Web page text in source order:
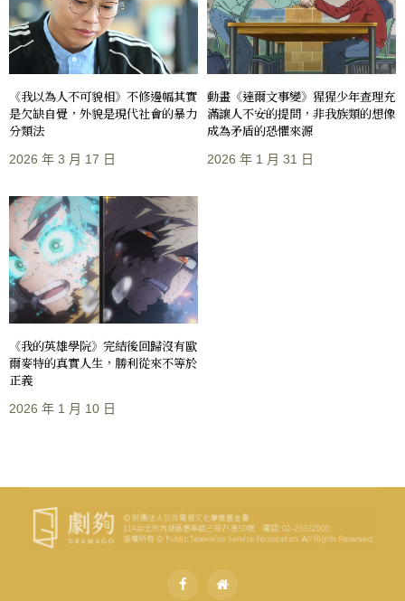
《我以為人不可貌相》不修邊幅其實
是欠缺自覺，外貌是現代社會的暴力
分類法
2026 年 3 月 17 日
動畫《達爾文事變》猩猩少年查理充
滿讓人不安的提問，非我族類的想像
成為矛盾的恐懼來源
2026 年 1 月 31 日
《我的英雄學院》完結後回歸沒有歐
爾麥特的真實人生，勝利從來不等於
正義
2026 年 1 月 10 日